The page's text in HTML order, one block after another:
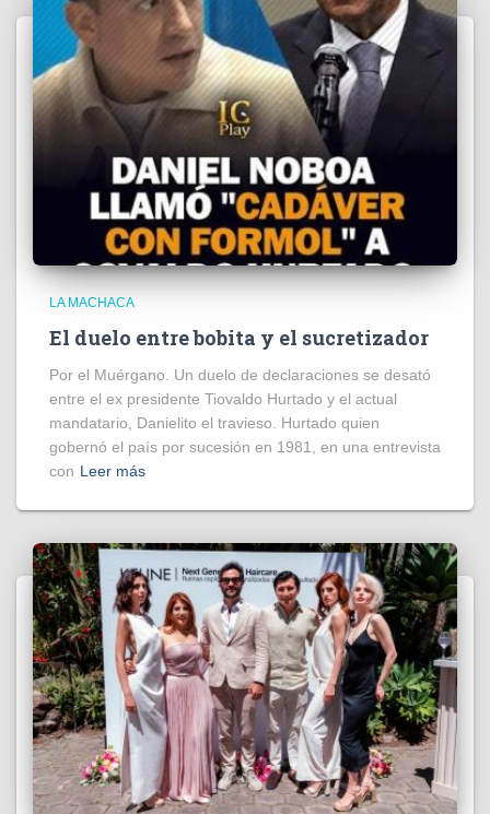
LA MACHACA
El duelo entre bobita y el sucretizador
Por el Muérgano. Un duelo de declaraciones se desató
entre el ex presidente Tiovaldo Hurtado y el actual
mandatario, Danielito el travieso. Hurtado quien
gobernó el país por sucesión en 1981, en una entrevista
con Leer más